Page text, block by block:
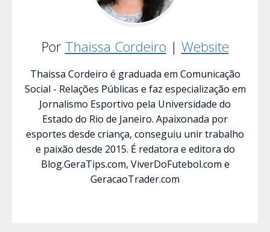
Por Thaissa Cordeiro | Website
Thaissa Cordeiro é graduada em Comunicação
Social - Relações Públicas e faz especialização em
Jornalismo Esportivo pela Universidade do
Estado do Rio de Janeiro. Apaixonada por
esportes desde criança, conseguiu unir trabalho
e paixão desde 2015. É redatora e editora do
Blog.GeraTips.com, ViverDoFutebol.com e
GeracaoTrader.com